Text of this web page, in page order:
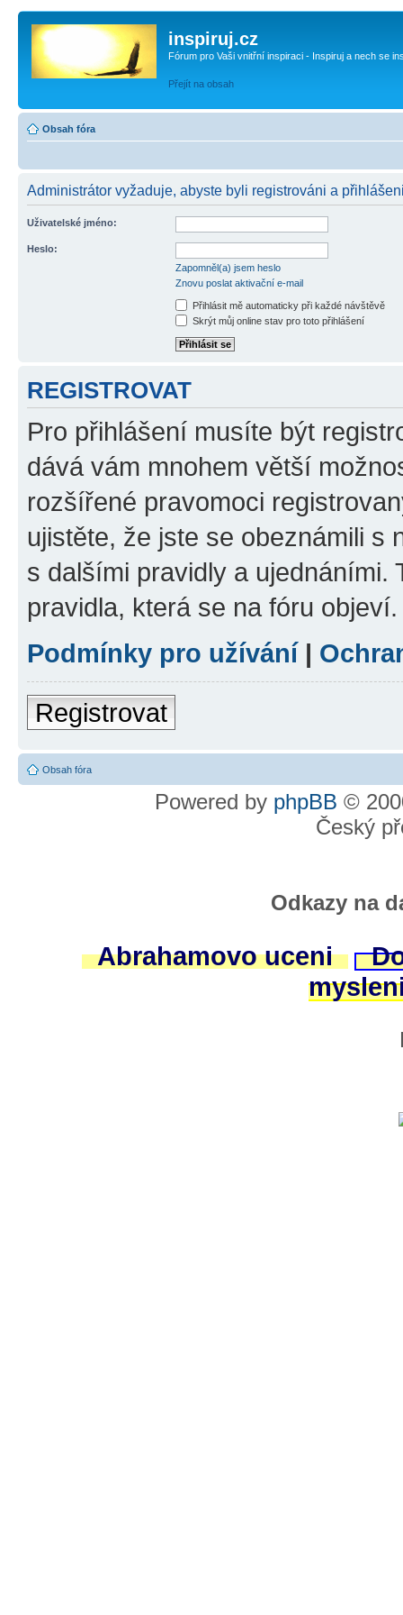
inspiruj.cz
Fórum pro Vaši vnitřní inspiraci - Inspiruj a nech se
Přejít na obsah
Obsah fóra
Administrátor vyžaduje, abyste byli registrováni a
Uživatelské jméno:
Heslo:
Zapomněl(a) jsem heslo
Znovu poslat aktivační e-mail
Přihlásit mě automaticky při každé návštěvě
Skrýt můj online stav pro toto přihlášení
REGISTROVAT
Pro přihlášení musíte být
dává vám mnohem větší
rozšířené pravomoci
ujistěte, že jste se obeznámili s
s dalšími pravidly a ujednáními.
pravidla, která se na fóru objeví.
Podmínky pro užívání|
Registrovat
Obsah fóra
Powered by phpBB ©
Český
Odkazy na
Abrahamovo uceni